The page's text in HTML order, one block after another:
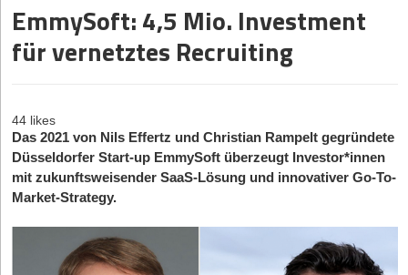
EmmySoft: 4,5 Mio. Investment
für vernetztes Recruiting
44 likes
Das 2021 von Nils Effertz und Christian Rampelt gegründete
Düsseldorfer Start-up EmmySoft überzeugt Investor*innen
mit zukunftsweisender SaaS-Lösung und innovativer Go-To-
Market-Strategy.